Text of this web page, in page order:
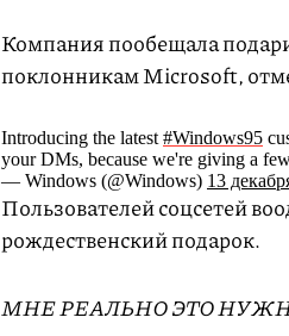
Компания пообещала
поклонникам Microsoft,
Introducing the latest #Windows95
your DMs, because we're giving a
— Windows (@Windows) 13
Пользователей соцсетей
рождественский подарок.
МНЕ РЕАЛЬНО ЭТО